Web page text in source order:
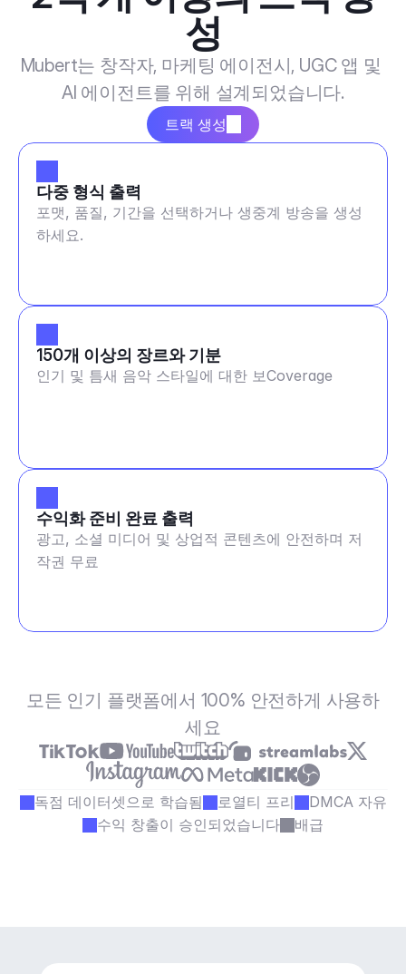
성
Mubert는 창작자, 마케팅 에이전시, UGC 앱 및
AI 에이전트를 위해 설계되었습니다.
트랙 생성
다중 형식 출력
포맷, 품질, 기간을 선택하거나 생중계 방송을 생성
하세요.
150개 이상의 장르와 기분
인기 및 틈새 음악 스타일에 대한 보Coverage
수익화 준비 완료 출력
광고, 소셜 미디어 및 상업적 콘텐츠에 안전하며 저
작권 무료
모든 인기 플랫폼에서 100% 안전하게 사용하
세요
독점 데이터셋으로 학습됨 로열티 프리
DMCA 자유
수익 창출이 승인되었습니다
배급